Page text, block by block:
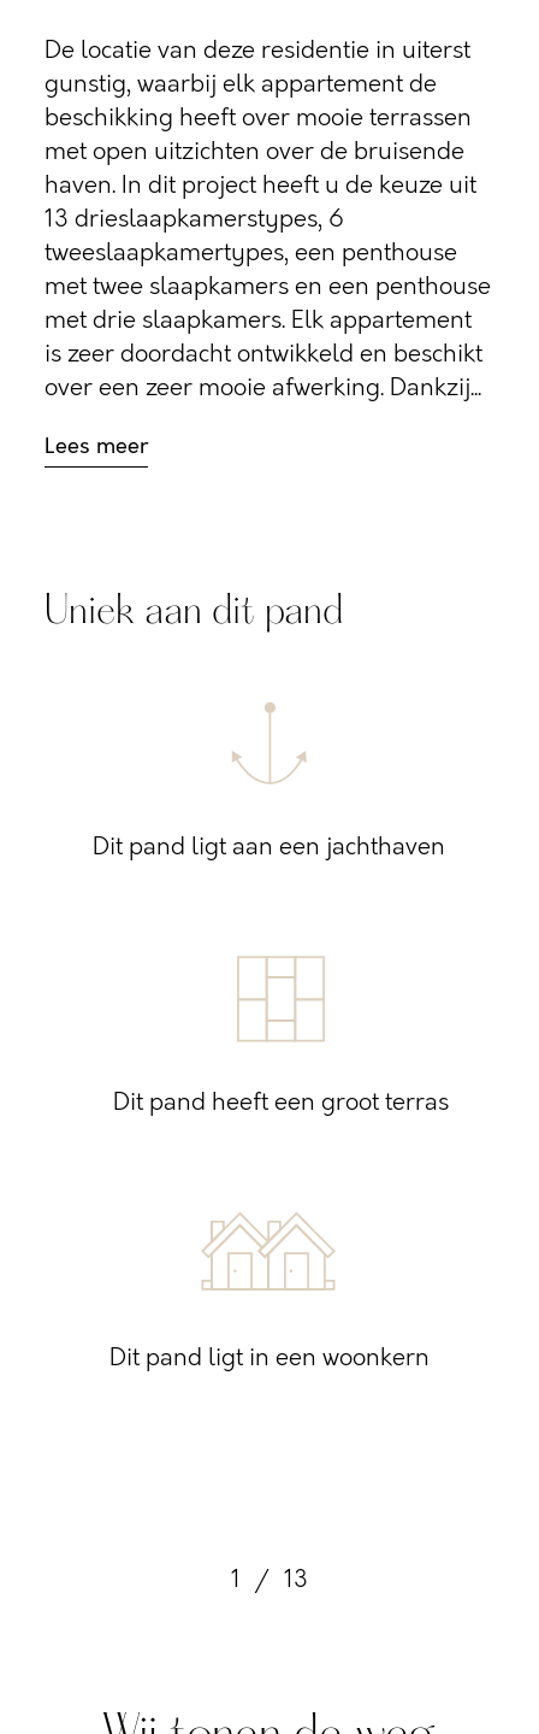
De locatie van deze residentie in uiterst
gunstig, waarbij elk appartement de
beschikking heeft over mooie terrassen
met open uitzichten over de bruisende
haven. In dit project heeft u de keuze uit
13 drieslaapkamerstypes, 6
tweeslaapkamertypes, een penthouse
met twee slaapkamers en een penthouse
met drie slaapkamers. Elk appartement
is zeer doordacht ontwikkeld en beschikt
over een zeer mooie afwerking. Dankzij...
Lees meer
Uniek aan dit pand
Dit pand ligt aan een jachthaven
Dit pand heeft een groot terras
Dit pand ligt in een woonkern
1 / 13